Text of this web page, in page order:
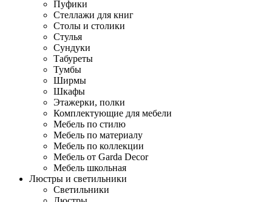
Пуфики
Стеллажи для книг
Столы и столики
Стулья
Сундуки
Табуреты
Тумбы
Ширмы
Шкафы
Этажерки, полки
Комплектующие для мебели
Мебель по стилю
Мебель по материалу
Мебель по коллекции
Мебель от Garda Decor
Мебель школьная
Люстры и светильники
Светильники